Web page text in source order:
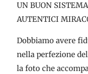
UN BUON
AUTENTICI
Dobbiamo avere
nella perfezione
la foto che